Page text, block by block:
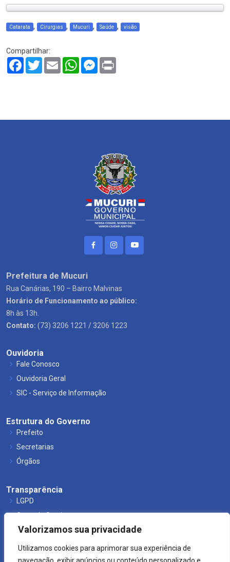
Valorizamos sua privacidade
Utilizamos cookies para aprimorar sua experiência de
Catarata , Cirurgias , Mucuri , Saúde , visão
Compartilhar:
Facebook
TwitterEmail WhatsAppMessenger
Prefeitura de Mucuri
Rua Canárias, 190 – Bairro Malvinas
Horário de Funcionamento ao público:
8h às 13h.
Contato: (73) 3206 1221 / 3206 1223
Ouvidoria
Fale Conosco
Ouvidoria Geral
SIC - Serviço de Informação
Estrutura do Governo
Prefeito
Secretarias
Órgãos
Transparência
LGPD
Carta de Serviços
Leis Municipais